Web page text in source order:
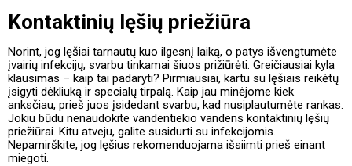
Kontaktinių lęšių priežiūra
Norint, jog lęšiai tarnautų kuo ilgesnį laiką, o patys išvengtumėte
įvairių infekcijų, svarbu tinkamai šiuos prižiūrėti. Greičiausiai kyla
klausimas – kaip tai padaryti? Pirmiausiai, kartu su lęšiais reikėtų
įsigyti dėkliuką ir specialų tirpalą. Kaip jau minėjome kiek
anksčiau, prieš juos įsidedant svarbu, kad nusiplautumėte rankas.
Jokiu būdu nenaudokite vandentiekio vandens kontaktinių lęšių
priežiūrai. Kitu atveju, galite susidurti su infekcijomis.
Nepamirškite, jog lęšius rekomenduojama išsiimti prieš einant
miegoti.